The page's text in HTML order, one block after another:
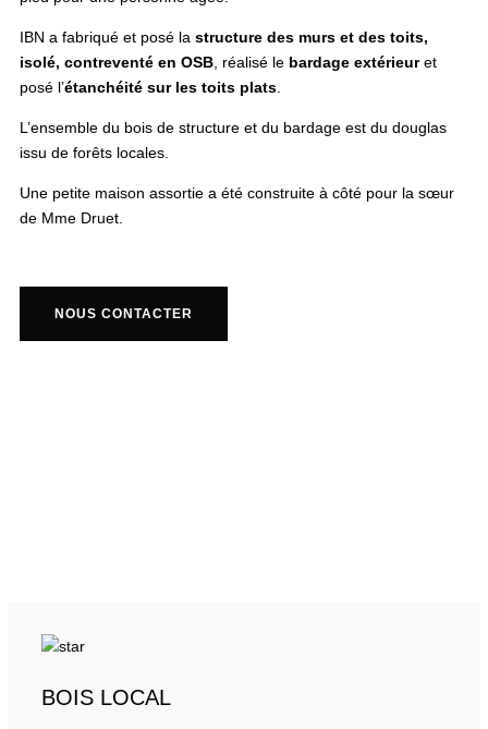
IBN a fabriqué et posé la structure des murs et des toits,
isolé, contreventé en OSB , réalisé le bardage extérieuret
posé l’étanchéité sur les toits plats
L’ensemble du bois de structure et du bardage est du douglas
issu de forêts locales.
Une petite maison assortie a été construite à côté pour la sœur
de Mme Druet.
NOUS CONTACTER
BOIS LOCAL